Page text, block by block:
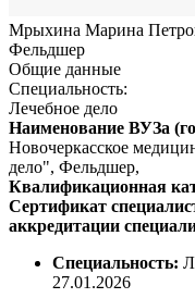
Мрыхина Марина
Фельдшер
Общие данные
Специальность:
Лечебное дело
Наименование ВУЗа
Новочеркасское
дело", Фельдшер,
Квалификационная
Сертификат
аккредитации
Специальность:
27.01.2026